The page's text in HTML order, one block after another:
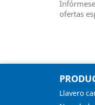
ofertas
Llavero